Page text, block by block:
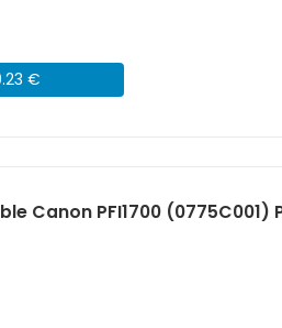
€
Canon PFI1700 (0775C001)